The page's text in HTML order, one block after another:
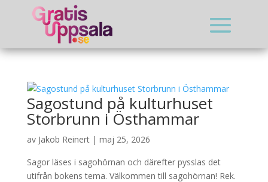
Sagostund på kulturhuset
Storbrunn i Östhammar
av Jakob Reinert| maj 25, 2026
Sagor läses i sagohörnan och därefter pysslas det
utifrån bokens tema. Välkommen till sagohörnan! Rek.